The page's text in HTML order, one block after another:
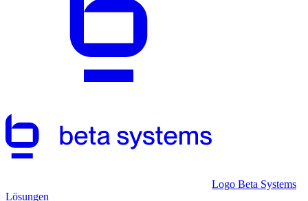
Logo Beta Systems
Lösungen